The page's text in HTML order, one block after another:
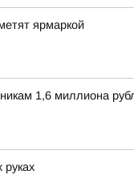
ярмаркой
1,6 миллиона